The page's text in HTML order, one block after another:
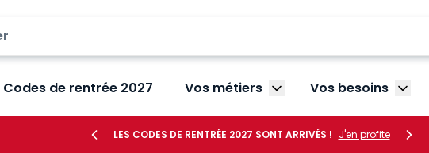
Codes de rentrée 2027 Vos métiers Afficher le sous-menu
Vos besoins
LES CODES DE RENTRÉE 2027 SONT ARRIVÉS ! J'en profite